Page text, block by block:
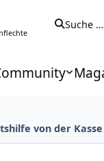
Suche …
von der